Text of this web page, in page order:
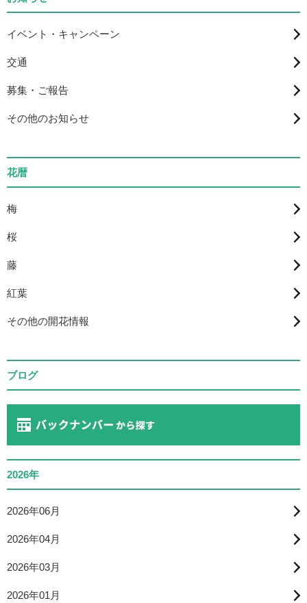
イベント・キャンペーン
交通
募集・ご報告
その他のお知らせ
花暦
梅
桜
藤
紅葉
その他の開花情報
ブログ
2026年
2026年06月
2026年04月
2026年03月
2026年01月